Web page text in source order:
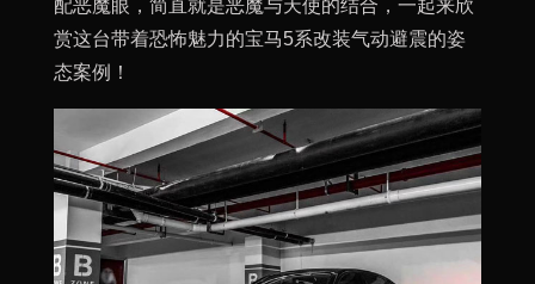
配恶魔眼，简直就是恶魔与天使的结合，一起来欣
赏这台带着恐怖魅力的宝马5系改装气动避震的姿
态案例！